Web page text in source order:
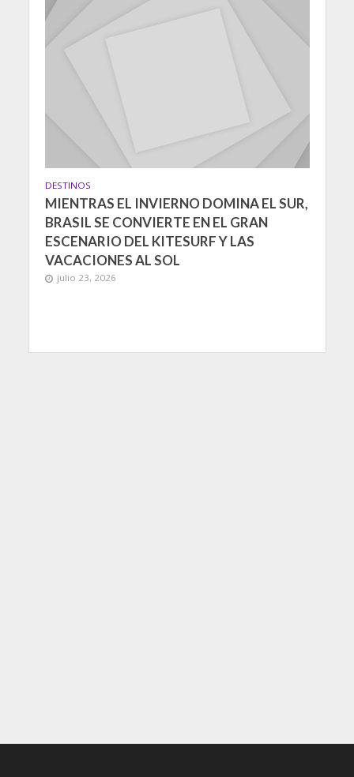
DESTINOS
MIENTRAS EL INVIERNO DOMINA EL SUR,
BRASIL SE CONVIERTE EN EL GRAN
ESCENARIO DEL KITESURF Y LAS
VACACIONES AL SOL
julio 23, 2026